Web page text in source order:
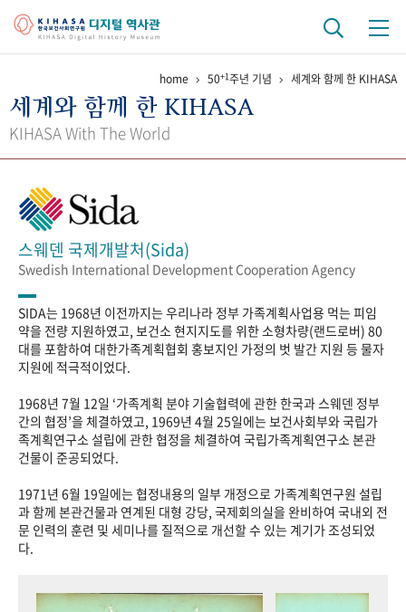
걸어온 길 기관 변천사 역대 기관장
정책과 연구 키워드로 보는 연구 역사
간행물 변천사
기록물 아카이브
사진 아카이브 문서 기록물 행정박물 영상 기록물
성과 50선 숫자로 보는 50년 50+1주년 광장
세계와 함께 한 KIHASA
VR 역사관
home 50+1주년 기념 세계와 함께 한 KIHASA
세계와 함께 한 KIHASA
KIHASA With The World
스웨덴 국제개발처(Sida)
Swedish International Development Cooperation Agency
SIDA는 1968년 이전까지는 우리나라 정부 가족계획사업용 먹는 피임
약을 전량 지원하였고, 보건소 현지지도를 위한 소형차량(랜드로버) 80
대를 포함하여 대한가족계획협회 홍보지인 가정의 벗 발간 지원 등 물자
지원에 적극적이었다.
1968년 7월 12일 ‘가족계획 분야 기술협력에 관한 한국과 스웨덴 정부
간의 협정’을 체결하였고, 1969년 4월 25일에는 보건사회부와 국립가
족계획연구소 설립에 관한 협정을 체결하여 국립가족계획연구소 본관
건물이 준공되었다.
1971년 6월 19일에는 협정내용의 일부 개정으로 가족계획연구원 설립
과 함께 본관건물과 연계된 대형 강당, 국제회의실을 완비하여 국내외 전
문 인력의 훈련 및 세미나를 질적으로 개선할 수 있는 계기가 조성되었
다.